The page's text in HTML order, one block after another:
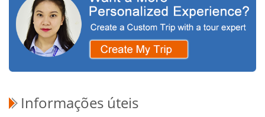
Informações úteis